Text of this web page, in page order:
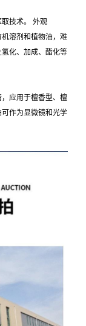
技术。 外观
溶剂和植物油，难
化、加成、酯化等
应用于檀香型、檀
作为显微镜和光学